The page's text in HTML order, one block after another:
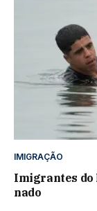
IMIGRAÇÃO
Imigrantes do
nado